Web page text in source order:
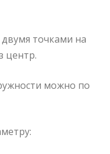
точками на
центр.
можно по